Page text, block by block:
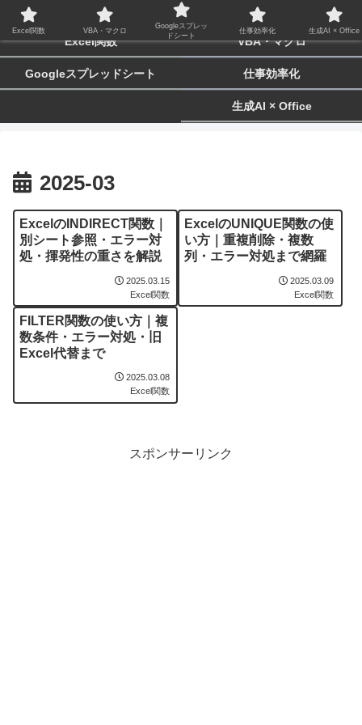
biz-tactics
Excel関数 VBA・マクロ
Googleスプレッドシート 仕事効率化
生成AI × Office
2025-03
ExcelのINDIRECT関数｜
別シート参照・エラー対
処・揮発性の重さを解説
2025.03.15
Excel関数
ExcelのUNIQUE関数の使
い方｜重複削除・複数
列・エラー対処まで網羅
2025.03.09
Excel関数
FILTER関数の使い方｜複
数条件・エラー対処・旧
Excel代替まで
2025.03.08
Excel関数
スポンサーリンク
Excel関数 VBA・マクロ
Googleスプレッ
ドシート
仕事効率化 生成AI × Office